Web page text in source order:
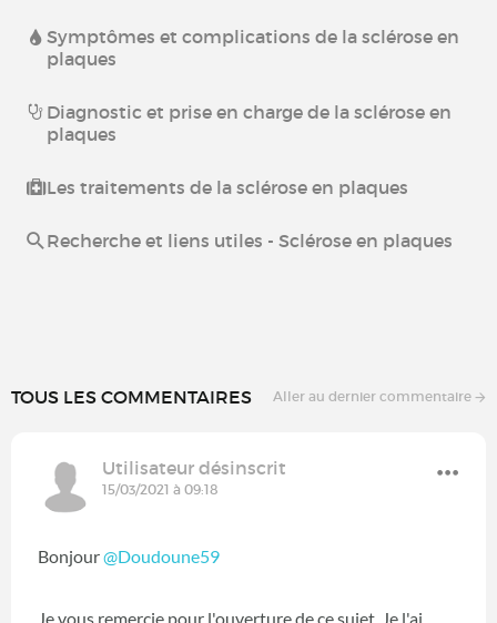
Symptômes et complications de la sclérose en
plaques
Diagnostic et prise en charge de la sclérose en
plaques
Les traitements de la sclérose en plaques
Recherche et liens utiles - Sclérose en plaques
TOUS LES COMMENTAIRES Aller au dernier commentaire
Utilisateur désinscrit
15/03/2021 à 09:18
Bonjour@Doudoune59
Je vous remercie pour l'ouverture de ce sujet. Je l'ai